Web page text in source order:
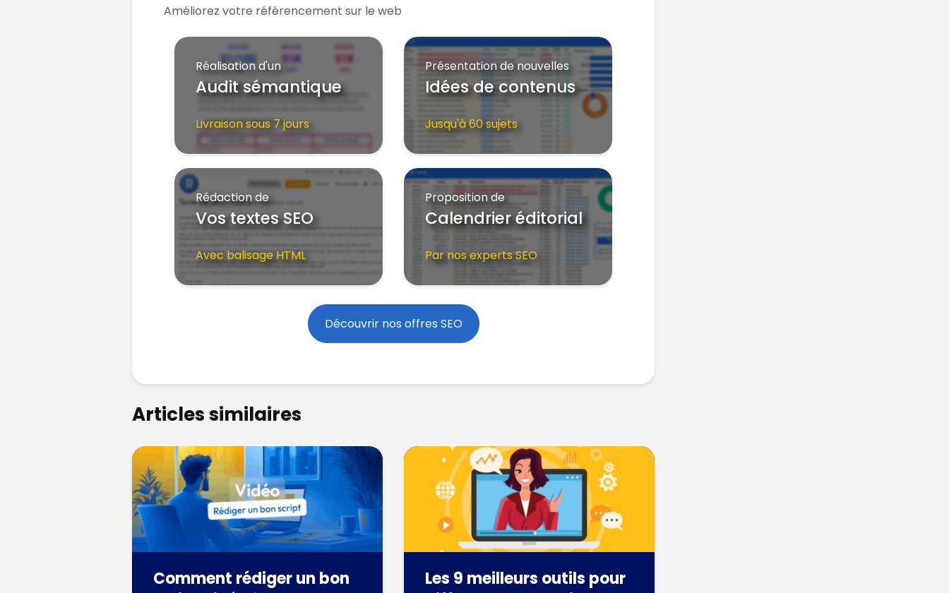
Améliorez votre référencement sur le web
Réalisation d'un
Audit sémantique
Livraison sous 7 jours
Présentation de nouvelles
Idées de contenus
Jusqu'à 60 sujets
Rédaction de
Vos textes SEO
Avec balisage HTML
Proposition de
Calendrier éditorial
Par nos experts SEO
Découvrir nos offres SEO
Articles similaires
Comment rédiger un bon
Les 9 meilleurs outils pour